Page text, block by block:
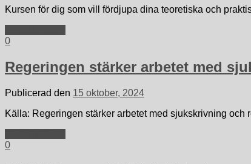
Kursen för dig som vill fördjupa dina teoretiska och
0
Regeringen stärker arbetet med
Publicerad den 15 oktober, 2024
Källa: Regeringen stärker arbetet med sjukskrivning och
0